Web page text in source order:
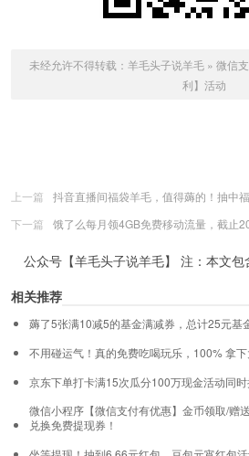
未经允许不得转载： 羊毛头子说羊毛» 微信
利】活动
上一篇
抖音直播间福袋羊毛，值得薅的！抽中
下一篇
饿了么每月领4GB免费移动流量，截止
公众号【羊毛头子说羊毛】 注：本文
相关推荐
薅了5张满10减5的基金满减券，总计25元基
不用碰运气！真的免费吃喝玩乐，100% 拿
京东下单打卡满15次瓜分100万现金活动同
微信小程序【微信支付有优惠】金币领取/赠
兑换免费提现券！